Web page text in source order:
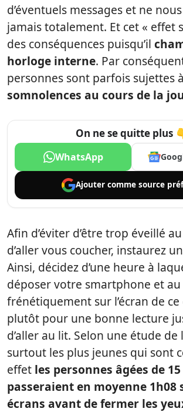
d’éventuels messages et ne
jamais totalement. Et cet « effet
des conséquences puisqu’il
horloge interne. Par
personnes sont parfois sujettes
somnolences au cours de la
On ne se quitte plus
WhatsApp
Ajouter comme source
Afin d’éviter d’être trop éveillé
d’aller vous coucher, instaurez
Ainsi, décidez d’une heure à
déposer votre smartphone et
frénétiquement sur l’écran de
plutôt pour une bonne lecture
d’aller au lit. Selon une étude de
surtout les plus jeunes qui sont
effet les personnes âgées de
passeraient en moyenne 1h08
écrans avant de fermer les